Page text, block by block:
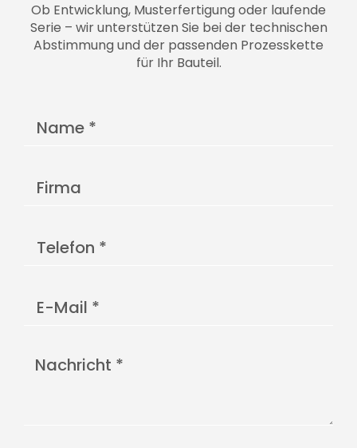
Ob Entwicklung, Musterfertigung oder laufende
Serie – wir unterstützen Sie bei der technischen
Abstimmung und der passenden Prozesskette
für Ihr Bauteil.